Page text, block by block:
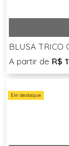
BLUSA TRICO
A partir de R$
Em destaque